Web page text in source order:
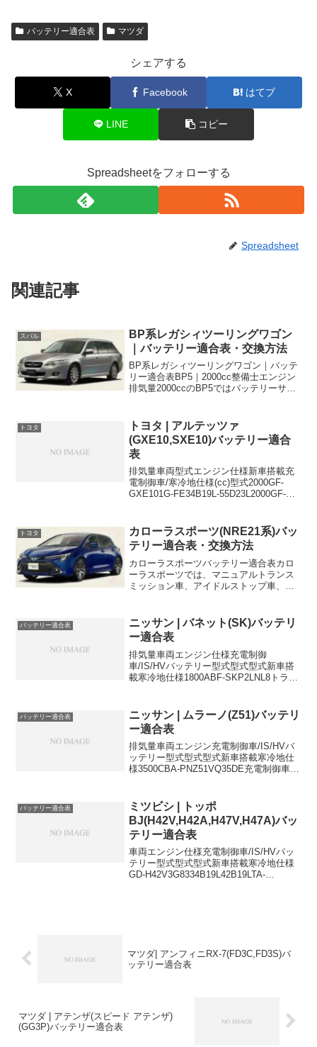
バッテリー適合表 マツダ
シェアする
X Facebook はてブ
LINE コピー
Spreadsheetをフォローする
Spreadsheet
関連記事
スバル
BP系レガシィツーリングワゴン
｜バッテリー適合表・交換方法
BP系レガシィツーリングワゴン｜バッテ
リー適合表BP5｜2000cc整備士エンジン
排気量2000ccのBP5ではバッテリーサイ
ルに適合します。車両エンジン型式...
トヨタ
トヨタ | アルテッツァ
(GXE10,SXE10)バッテリー適合
表
排気量車両型式エンジン仕様新車搭載充
電制御車/寒冷地仕様(cc)型式2000GF-
GXE101G-FE34B19L-55D23L2000GF-
トヨタ
カローラスポーツ(NRE21系)バッ
テリー適合表・交換方法
カローラスポーツバッテリー適合表カロ
ーラスポーツでは、マニュアルトランス
ミッション車、アイドルストップ車、エ
ことができます。1200cc|6速MT車 年式
車両型式...
バッテリー適合表
ニッサン | バネット(SK)バッテリ
ー適合表
排気量車両エンジン仕様充電制御
車/IS/HVバッテリー型式型式型式新車搭
載寒冷地仕様1800ABF-SKP2LNL8トラッ
バッテリー適合表
ニッサン | ムラーノ(Z51)バッテリ
ー適合表
排気量車両エンジン充電制御車/IS/HVバ
ッテリー型式型式型式新車搭載寒冷地仕
様3500CBA-PNZ51VQ35DE充電制御車
バッテリー適合表
ミツビシ | トッポ
BJ(H42V,H42A,H47V,H47A)バッ
テリー適合表
車両エンジン仕様充電制御車/IS/HVバッ
テリー型式型式型式新車搭載寒冷地仕様
GD-H42V3G8334B19L42B19LTA-
マツダ| アンフィニRX-7(FD3C,FD3S)バ
ッテリー適合表
マツダ | アテンザ(スピード アテンザ)
(GG3P)バッテリー適合表